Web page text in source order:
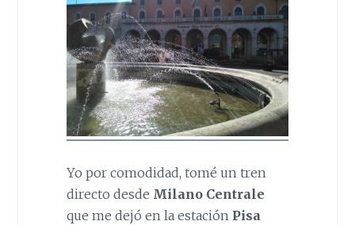
Yo por comodidad, tomé un tren
directo desde Milano Centrale
que me dejó en la estación Pisa